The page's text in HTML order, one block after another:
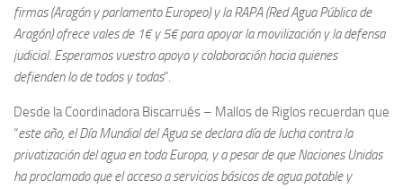
firmas (Aragón y parlamento Europeo) y la RAPA (Red Agua Pública de
Aragón) ofrece vales de 1€ y 5€ para apoyar la movilización y la defensa
judicial. Esperamos vuestro apoyo y colaboración hacia quienes
defienden lo de todos y todas”.
Desde la Coordinadora Biscarrués – Mallos de Riglos recuerdan que
“este año, el Día Mundial del Agua se declara día de lucha contra la
privatización del agua en toda Europa, y a pesar de que Naciones Unidas
ha proclamado que el acceso a servicios básicos de agua potable y